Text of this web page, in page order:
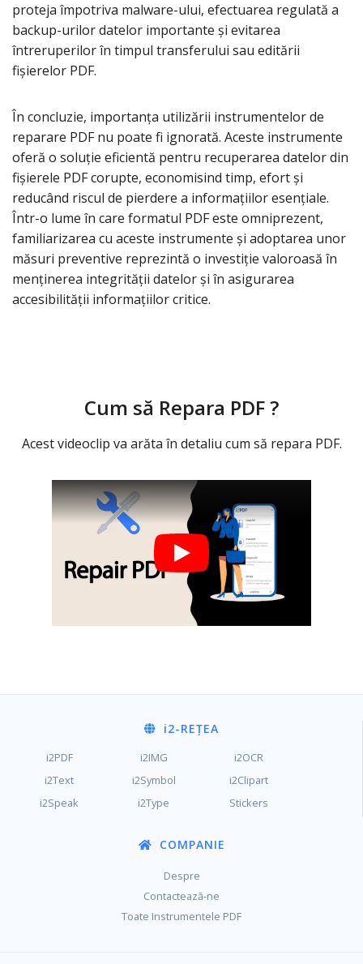
proteja împotriva malware-ului, efectuarea regulată a
backup-urilor datelor importante și evitarea
întreruperilor în timpul transferului sau editării
fișierelor PDF.
În concluzie, importanța utilizării instrumentelor de
reparare PDF nu poate fi ignorată. Aceste instrumente
oferă o soluție eficientă pentru recuperarea datelor din
fișierele PDF corupte, economisind timp, efort și
reducând riscul de pierdere a informațiilor esențiale.
Într-o lume în care formatul PDF este omniprezent,
familiarizarea cu aceste instrumente și adoptarea unor
măsuri preventive reprezintă o investiție valoroasă în
menținerea integrității datelor și în asigurarea
accesibilității informațiilor critice.
Cum să Repara PDF ?
Acest videoclip va arăta în detaliu cum să repara PDF.
i2-REȚEA
i2PDF i2IMG
i2OCR
i2Text
i2Symbol
i2Clipart
i2Speak
i2Type Stickers
COMPANIE
Despre
Contactează-ne
Toate Instrumentele PDF